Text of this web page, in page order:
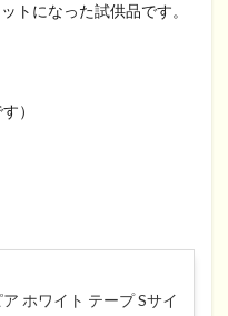
トになった試供品です。
）
ホワイト テープ Sサイ